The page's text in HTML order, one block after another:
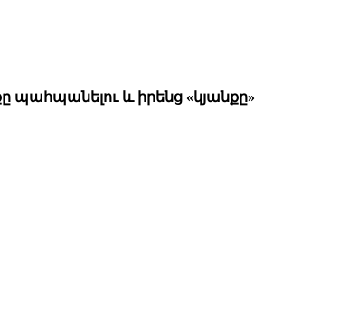
և իրենց «կյանքը»